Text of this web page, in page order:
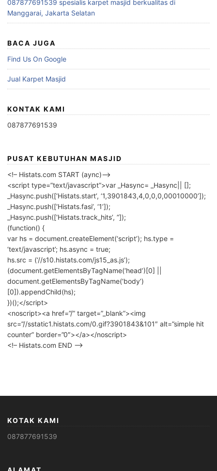
087877691539 spesialis karpet masjid berkualitas di
Manggarai, Jakarta Selatan
BACA JUGA
Find Us On Google
Jual Karpet Masjid
KONTAK KAMI
087877691539
PUSAT KEBUTUHAN MASJID
<!– Histats.com START (aync)–>
<script type=”text/javascript”>var _Hasync= _Hasync|| [];
_Hasync.push([‘Histats.start’, ‘1,3901843,4,0,0,0,00010000’]);
_Hasync.push([‘Histats.fasi’, ‘1’]);
_Hasync.push([‘Histats.track_hits’, ”]);
(function() {
var hs = document.createElement(‘script’); hs.type =
‘text/javascript’; hs.async = true;
hs.src = (‘//s10.histats.com/js15_as.js’);
(document.getElementsByTagName(‘head’)[0] ||
document.getElementsByTagName(‘body’)
[0]).appendChild(hs);
})();</script>
<noscript><a href=”/” target=”_blank”><img
src=”//sstatic1.histats.com/0.gif?3901843&101″ alt=”simple hit
counter” border=”0″></a></noscript>
<!– Histats.com END –>
KOTAK KAMI
087877691539